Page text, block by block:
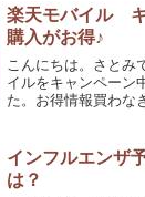
どうしても老けてみ
若くありたいから、
楽天モバイル
購入がお得♪
こんにちは。さとみ
イルをキャンペーン
た。お得情報買わな
ラン料金が無料（
いつでも可能特に...
インフルエンザ
は？